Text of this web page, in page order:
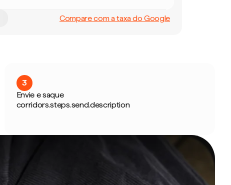
Compare com a taxa do Google
3
Envie e saque
corridors.steps.send.description